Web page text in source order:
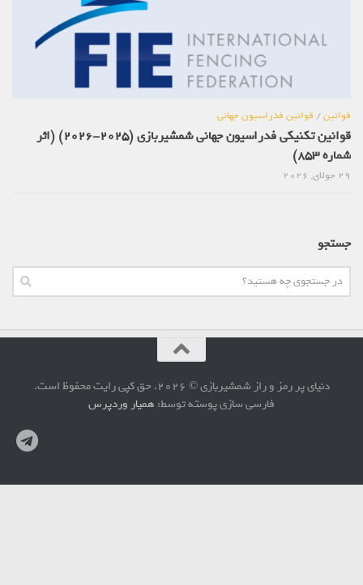
قوانین/قوانین فدراسیون جهانی
قوانین تکنیکی فدراسیون جهانی شمشیربازی (2025-2026) (اثر
شماره 853)
جستجو
دنیای پر رمز و راز شمشیربازی © 2026. حق کپی رایت محفوظ است.
فارسی سازی پوسته توسط:همیار وردپرس